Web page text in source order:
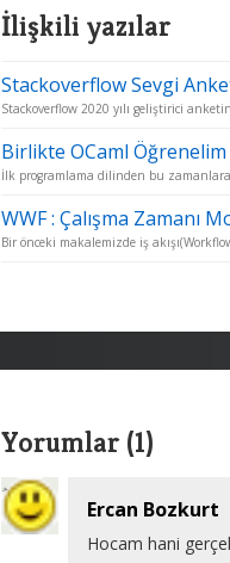
İlişkili yazılar
Stackoverflow Sevgi
Stackoverflow 2020 yılı geliştirici
Birlikte OCaml Öğrenelim
İlk programlama dilinden bu
WWF : Çalışma Zamanı
Bir önceki makalemizde iş
Yorumlar (1)
Ercan Bozkurt
Hocam hani